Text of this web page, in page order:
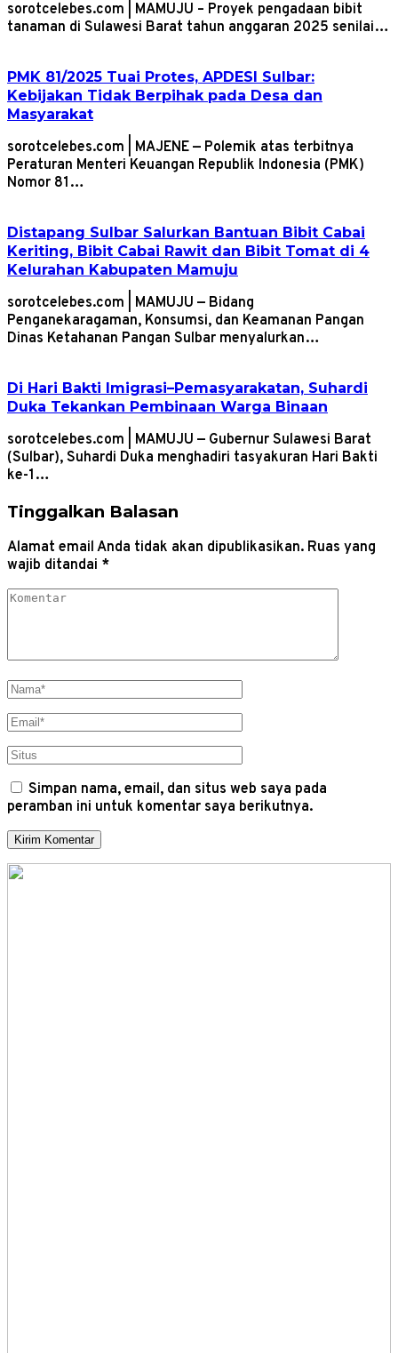
sorotcelebes.com | MAMUJU – Proyek pengadaan bibit
tanaman di Sulawesi Barat tahun anggaran 2025 senilai…
PMK 81/2025 Tuai Protes, APDESI Sulbar:
Kebijakan Tidak Berpihak pada Desa dan
Masyarakat
sorotcelebes.com | MAJENE — Polemik atas terbitnya
Peraturan Menteri Keuangan Republik Indonesia (PMK)
Nomor 81…
Distapang Sulbar Salurkan Bantuan Bibit Cabai
Keriting, Bibit Cabai Rawit dan Bibit Tomat di 4
Kelurahan Kabupaten Mamuju
sorotcelebes.com | MAMUJU — Bidang
Penganekaragaman, Konsumsi, dan Keamanan Pangan
Dinas Ketahanan Pangan Sulbar menyalurkan…
Di Hari Bakti Imigrasi–Pemasyarakatan, Suhardi
Duka Tekankan Pembinaan Warga Binaan
sorotcelebes.com | MAMUJU — Gubernur Sulawesi Barat
(Sulbar), Suhardi Duka menghadiri tasyakuran Hari Bakti
ke-1…
Tinggalkan Balasan
Alamat email Anda tidak akan dipublikasikan. Ruas yang
wajib ditandai *
Simpan nama, email, dan situs web saya pada
peramban ini untuk komentar saya berikutnya.